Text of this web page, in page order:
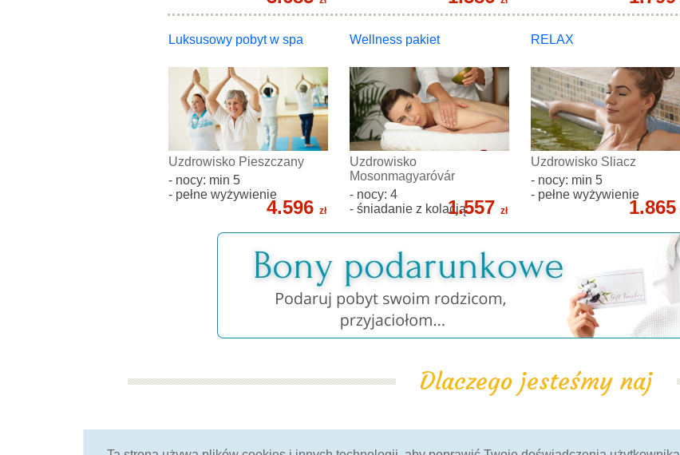
Luksusowy pobyt w spa
Uzdrowisko Pieszczany
- nocy: min 5
- pełne wyżywienie
4.596 zł
Wellness pakiet
Uzdrowisko
Mosonmagyaróvár
- nocy: 4
- śniadanie z kolacją1.557 zł
RELAX
Uzdrowisko Sliacz
- nocy: min 5
- pełne wyżywienie
1.865
Dlaczego jesteśmy naj